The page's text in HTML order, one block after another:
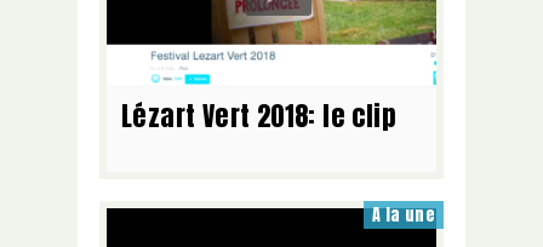
Lézart Vert 2018: le clip
A la une